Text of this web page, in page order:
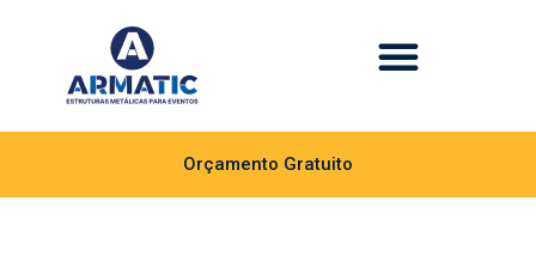
Orçamento Gratuito